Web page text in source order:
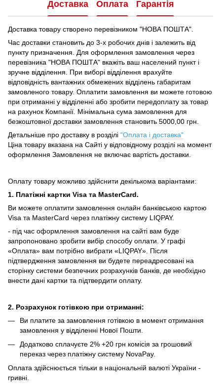
Доставка Оплата Гарантія
Доставка товару створено перевізником "НОВА ПОШТА".
Час доставки становить до 3-х робочих днів і залежить від
пункту призначення. Для оформлення замовлення через
перевізника "НОВА ПОШТА" вкажіть ваш населений пункт і
зручне відділення.
При виборі відділення врахуйте
відповідність вантажних обмежених відділень габаритам
замовленого товару. Оплатити замовлення ви можете готовою
при отриманні у відділенні або зробити передоплату за товар
на рахунок Компанії. Мінімальна сума замовлення для
безкоштовної доставки замовлення становить 5000,00 грн.
Детальніше про доставку в розділі "Оплата і доставка"
Ціна товару вказана на Сайті у відповідному розділі на момент
оформлення Замовлення не включає вартість доставки.
Оплату товару можливо здійснити декількома варіантами:
1. Платіжні картки Visa та MasterCard.
Ви можете оплатити замовлення онлайн банківською картою
Visa та MasterCard через платіжну систему LIQPAY.
- під час оформлення замовлення на сайті вам буде
запропоновано зробити вибір способу оплати. У графі
«Оплата» вам потрібно вибрати «LIQPAY». Після
підтвердження замовлення ви будете переадресовані на
сторінку системи безпечних розрахунків банків, де необхідно
внести дані картки та підтвердити оплату.
2. Розрахунок готівкою при отриманні:
Ви платите за замовлення готівкою в момент отримання
замовлення у відділенні Нової Пошти.
Додатково сплачуєте 2% +20 грн комісія за грошовий
переказ через платіжну систему NovaPay.
Оплата здійснюється тільки в національній валюті України -
гривні.